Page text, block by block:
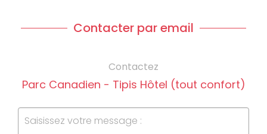
Contacter par email
Contactez
Parc Canadien - Tipis Hôtel (tout confort)